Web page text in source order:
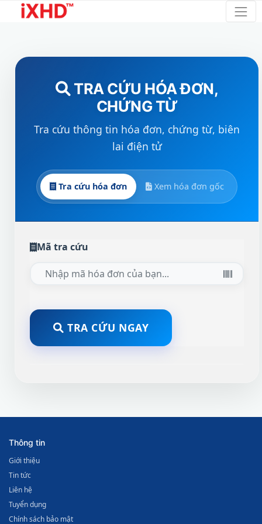
TRA CỨU HÓA ĐƠN,
CHỨNG TỪ
Tra cứu thông tin hóa đơn, chứng từ, biên
lai điện tử
Tra cứu hóa đơn Xem hóa đơn gốc
Mã tra cứu
TRA CỨU NGAY
Tải lên file XML hóa đơn gốc
Chỉ chấp nhận file XML có kích thước tối đa 10MB
Thông tin
Giới thiệu
Tin tức
Liên hệ
Tuyển dụng
Chính sách bảo mật